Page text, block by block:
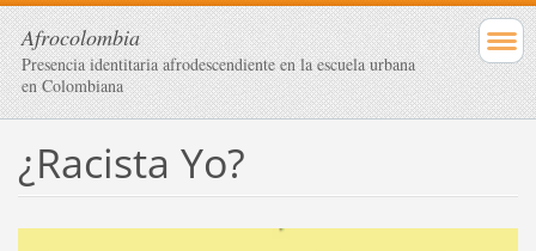
Afrocolombia
Presencia identitaria afrodescendiente en la escuela urbana
en Colombiana
¿Racista Yo?